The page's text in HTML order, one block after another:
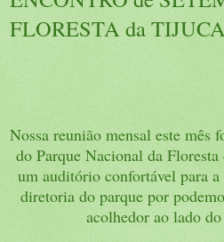
FLORESTA da TIJUCA
Nossa reunião mensal este mês
do Parque Nacional da
um auditório confortável para
diretoria do parque por
acolhedor ao lado